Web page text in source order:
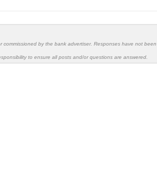
commissioned by the bank advertiser. Responses have not
to ensure all posts and/or questions are answered.